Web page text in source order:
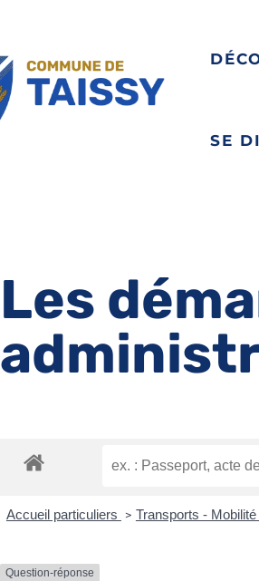
SE
Les
Accueil particuliers > Transports - Mobilité
Question-réponse